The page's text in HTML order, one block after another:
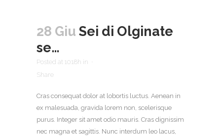
28 Giu Sei di Olginate
se…
Posted at 10:18h in
Share
Cras consequat dolor at lobortis luctus. Aenean in
ex malesuada, gravida lorem non, scelerisque
purus. Integer sit amet odio mauris. Cras dignissim
nec magna et sagittis. Nunc interdum leo lacus,